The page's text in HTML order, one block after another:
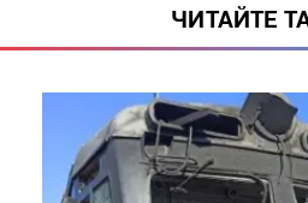
ЧИТАЙТЕ